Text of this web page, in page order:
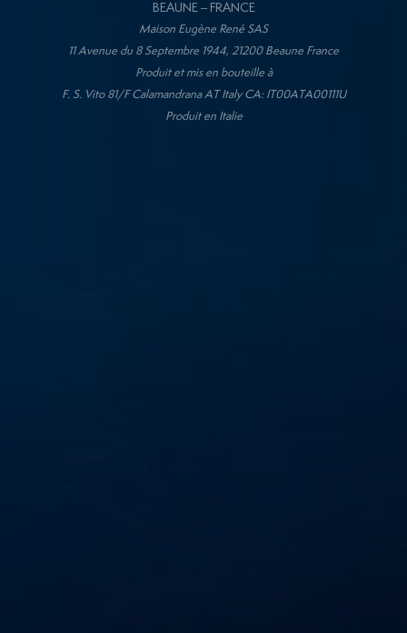
BEAUNE – FRANCE
Maison Eugène René SAS
11 Avenue du 8 Septembre 1944, 21200 Beaune France
Produit et mis en bouteille à
F. S. Vito 81/F Calamandrana AT Italy CA: IT00ATA00111U
Produit en Italie